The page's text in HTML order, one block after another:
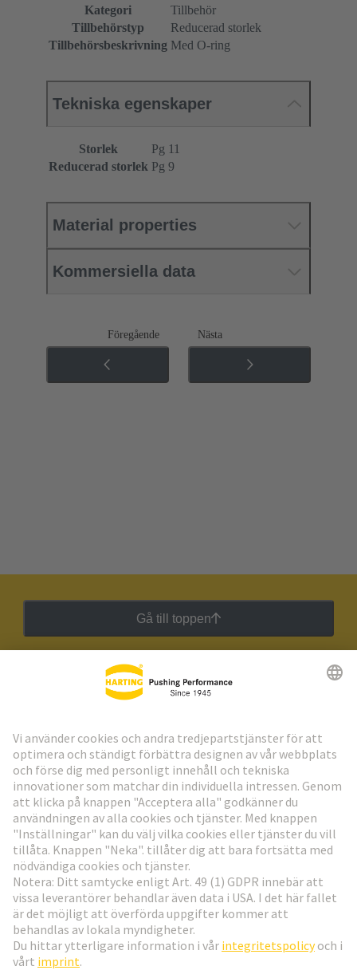
Kategori
Tillbehör
Tillbehörstyp
Reducerad storlek
Tillbehörsbeskrivning Med O-ring
Tekniska egenskaper
Storlek
Pg 11
Reducerad storlek Pg 9
Material properties
Kommersiella data
Föregående Nästa
Gå till toppen
HARTING:s nyhetsbrev
Gå till registrering
Social Media
Sverige